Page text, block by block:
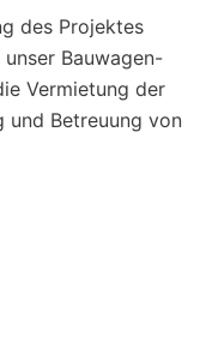
des Projektes
Bauwagen-
Vermietung der
und Betreuung von